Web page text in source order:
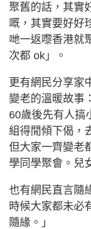
聚舊的話，其實
嘅，其實要好好
哋一返嚟香港就
次都 ok」。
更有網民分享家
變老的溫暖故事
60歲後先有人搞
組得閒傾下偈，
但大家一齊變老
學同學聚會。兒
也有網民直言隨
時候大家都未必
隨緣。」